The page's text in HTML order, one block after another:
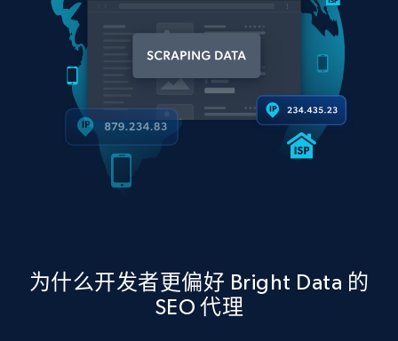
为什么开发者更偏好 Bright Data 的
SEO 代理